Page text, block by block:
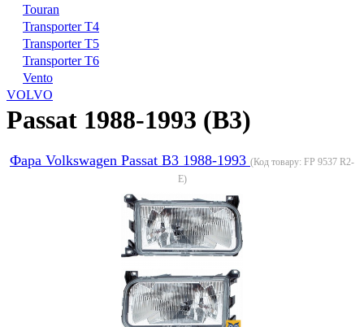
Touran
Transporter T4
Transporter T5
Transporter T6
Vento
VOLVO
Passat 1988-1993 (B3)
Фара Volkswagen Passat B3 1988-1993 (Код товару: FP 9537 R2-
E)